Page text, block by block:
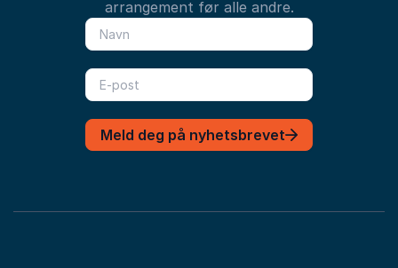
arrangement før alle andre.
Meld deg på nyhetsbrevet